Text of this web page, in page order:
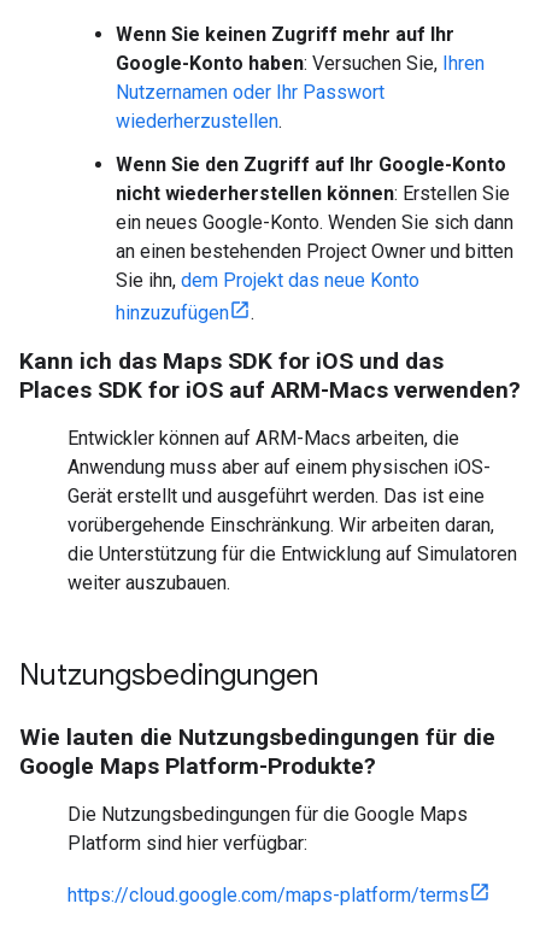
Wenn Sie keinen Zugriff mehr auf Ihr
Google-Konto haben: Versuchen Sie, Ihren
Nutzernamen oder Ihr Passwort
wiederherzustellen.
Wenn Sie den Zugriff auf Ihr Google-Konto
nicht wiederherstellen können: Erstellen Sie
ein neues Google-Konto. Wenden Sie sich dann
an einen bestehenden Project Owner und bitten
Sie ihn, dem Projekt das neue Konto
hinzuzufügen
.
Kann ich das Maps SDK for iOS und das
Places SDK for iOS auf ARM-Macs verwenden?
Entwickler können auf ARM-Macs arbeiten, die
Anwendung muss aber auf einem physischen iOS-
Gerät erstellt und ausgeführt werden. Das ist eine
vorübergehende Einschränkung. Wir arbeiten daran,
die Unterstützung für die Entwicklung auf Simulatoren
weiter auszubauen.
Nutzungsbedingungen
Wie lauten die Nutzungsbedingungen für die
Google Maps Platform-Produkte?
Die Nutzungsbedingungen für die Google Maps
Platform sind hier verfügbar:
https://cloud.google.com/maps-platform/terms